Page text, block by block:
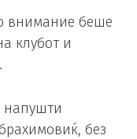
внимание беше
клубот и
напушти
без